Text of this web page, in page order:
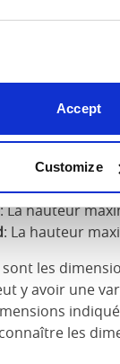
Accept
Customize
extérieure du
: La hauteur
: La hauteur
les
y avoir une
les